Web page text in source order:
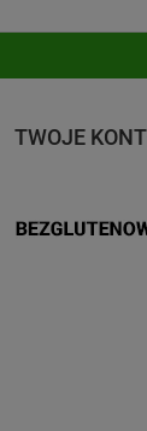
TWOJE